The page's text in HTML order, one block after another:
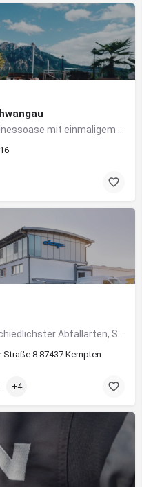
Straße 8 87437 Kempten
+4